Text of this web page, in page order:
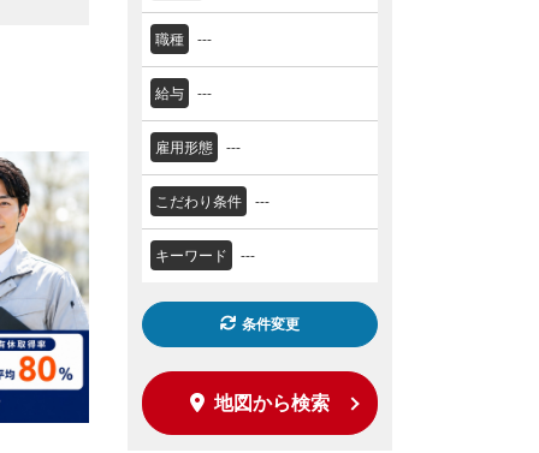
職種 ---
給与 ---
雇用形態 ---
こだわり条件 ---
キーワード ---
条件変更
地図から検索